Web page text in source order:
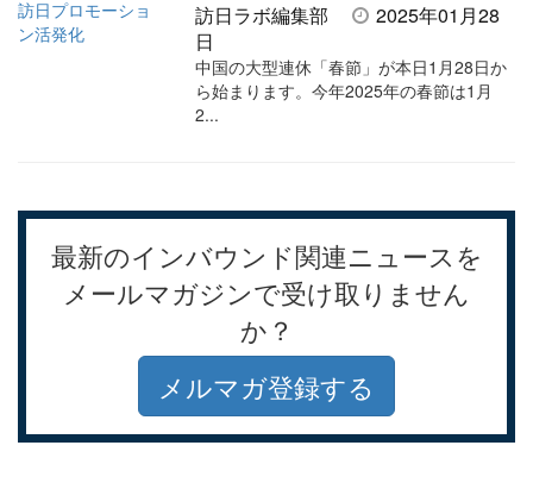
訪日ラボ編集部
2025年01月28
日
中国の大型連休「春節」が本日1月28日か
ら始まります。今年2025年の春節は1月
2...
最新のインバウンド関連ニュースを
メールマガジンで受け取りません
か？
メルマガ登録する